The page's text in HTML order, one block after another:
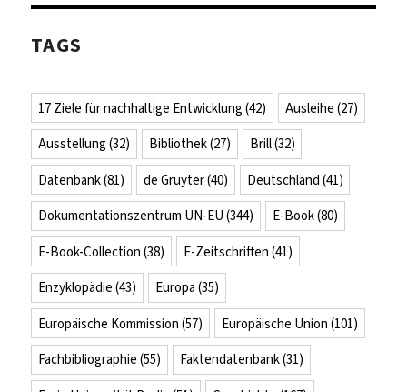
TAGS
17 Ziele für nachhaltige Entwicklung (42) Ausleihe (27)
Ausstellung (32) Bibliothek(27) Brill(32)
Datenbank(81) de Gruyter(40) Deutschland (41)
Dokumentationszentrum UN-EU (344) E-Book(80)
E-Book-Collection (38) E-Zeitschriften (41)
Enzyklopädie (43) Europa (35)
Europäische Kommission (57) Europäische Union (101)
Fachbibliographie (55) Faktendatenbank(31)